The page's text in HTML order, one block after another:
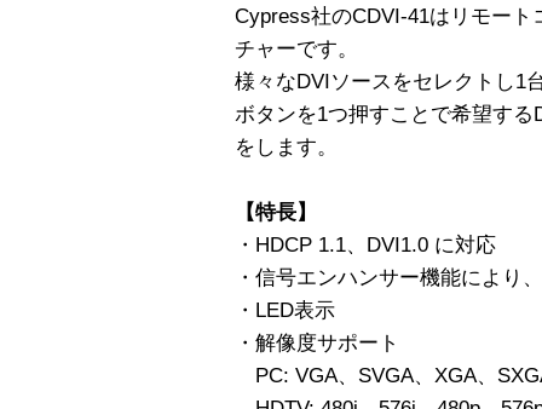
Cypress社のCDVI-41はリモー
チャーです。
様々なDVIソースをセレクトし1
ボタンを1つ押すことで希望す
をします。
【特長】
・HDCP 1.1、DVI1.0 に対応
・信号エンハンサー機能により
・LED表示
・解像度サポート
PC: VGA、SVGA、XGA、